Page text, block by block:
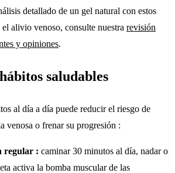
detallado de un gel natural con estos
alivio venoso, consulte nuestra revisión
y opiniones.
saludables
al día a día puede reducir el riesgo de
venosa o frenar su progresión :
regular : caminar 30 minutos al día, nadar o
activa la bomba muscular de las